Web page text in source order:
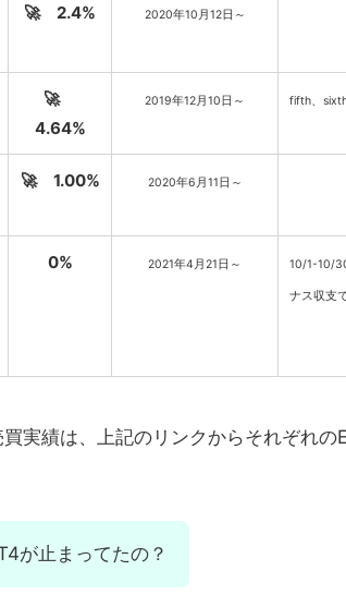
🚀 2.4% 2020年10月12日～
🚀
4.64%
2019年12月10日～ fifth、
🚀 1.00% 2020年6月11日～
0% 2021年4月21日～ 10/1-10/
ナス収支
実績は、上記のリンクからそれぞれの
が止まってたの？